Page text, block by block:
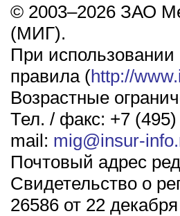
© 2003–2026 ЗАО
(МИГ).
При
правила (http://
Возрастные
Тел. / факс: +7
mail: mig@insur-
Почтовый адрес
Свидетельство о
26586 от 22